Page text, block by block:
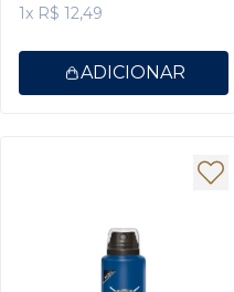
1x R$ 12,49
ADICIONAR